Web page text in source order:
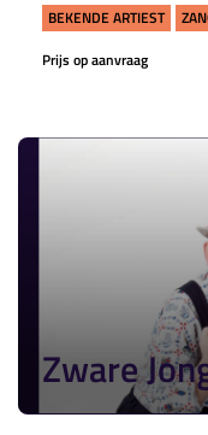
BEKENDE ARTIEST
Prijs op aanvraag
Zware